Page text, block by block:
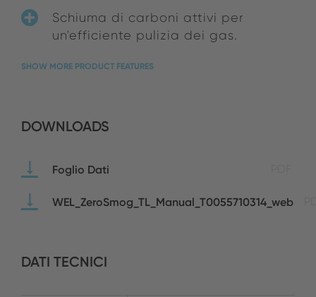
Schiuma di carboni attivi per
un'efficiente pulizia dei gas.
SHOW MORE PRODUCT FEATURES
DOWNLOADS
Foglio Dati
WEL_ZeroSmog_TL_Manual_T0055710314_web
DATI TECNICI